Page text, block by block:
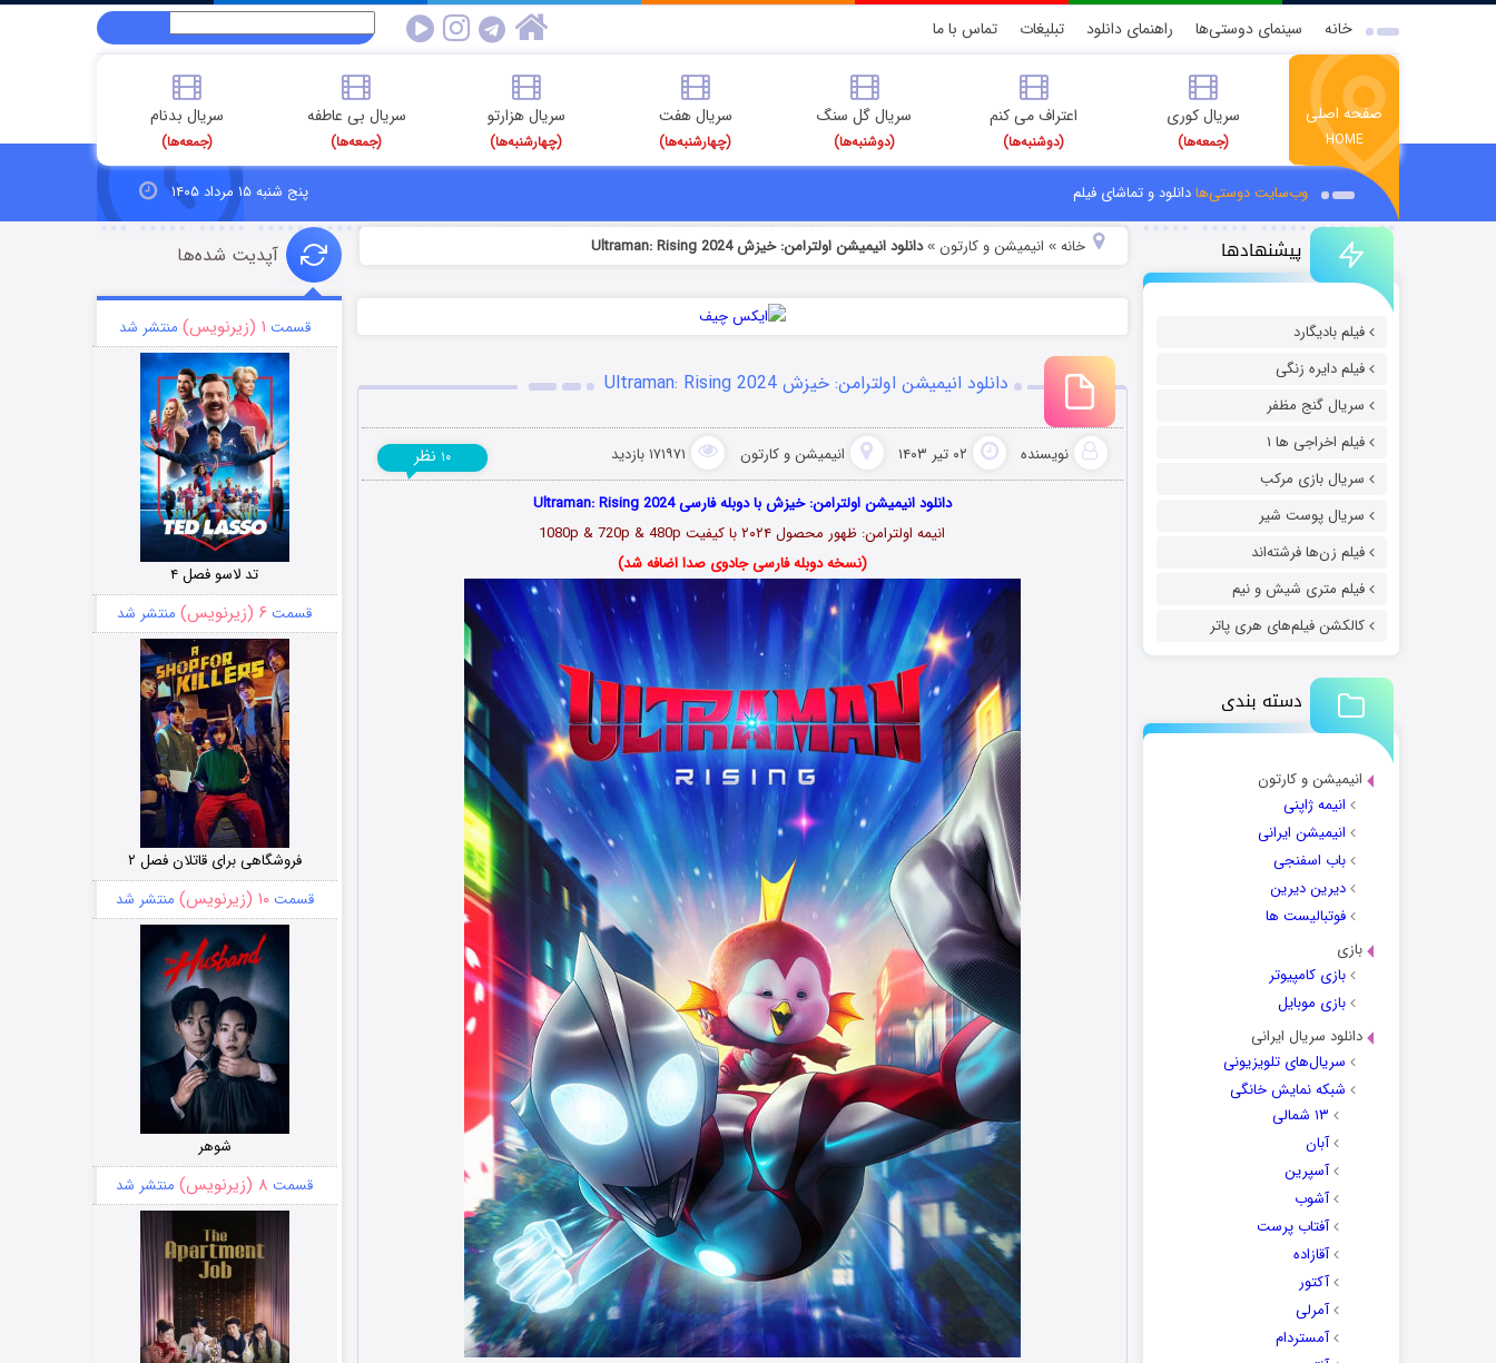
خانه سینمای دوستی‌ها راهنمای دانلود تبلیغات تماس با ما
صفحه اصلی
HOME
سریال کوری
(جمعه‌ها)
اعتراف می کنم
(دوشنبه‌ها)
سریال گل سنگ
(دوشنبه‌ها)
سریال هفت
(چهارشنبه‌ها)
سریال هزارتو
(چهارشنبه‌ها)
سریال بی عاطفه
(جمعه‌ها)
سریال بدنام
(جمعه‌ها)
وب‌سایت دوستی‌هادانلود و تماشای فیلم پنج شنبه ۱۵ مرداد ۱۴۰۵
پیشنهادها
فیلم بادیگارد
فیلم دایره زنگی
سریال گنج مظفر
فیلم اخراجی ها ۱
سریال بازی مرکب
سریال پوست شیر
فیلم زن‌ها فرشته‌اند
فیلم متری شیش و نیم
کالکشن فیلم‌های هری پاتر
دسته بندی
انیمیشن و کارتون
انیمه ژاپنی
انیمیشن ایرانی
باب اسفنجی
دیرین دیرین
فوتبالیست ها
بازی
بازی کامپیوتر
بازی موبایل
دانلود سریال ایرانی
سریال‌های تلویزیونی
شبکه نمایش خانگی
۱۳ شمالی
آبان
آسپرین
آشوب
آفتاب پرست
آقازاده
آکتور
آمرلی
آمستردام
خانه» انیمیشن و کارتون »دانلود انیمیشن اولترامن: خیزش Ultraman: Rising 2024
دانلود انیمیشن اولترامن: خیزش Ultraman: Rising 2024
نویسنده ۰۲ تیر ۱۴۰۳ انیمیشن و کارتون ۱۷۱۹۷۱ بازدید ۱۰ نظر
دانلود انیمیشن اولترامن: خیزش با دوبله فارسی Ultraman: Rising 2024
انیمه اولترامن: ظهور محصول ۲۰۲۴
با کیفیت 1080p & 720p & 480p
(نسخه دوبله فارسی جادوی صدا اضافه شد)
آپدیت شده‌ها
قسمت ۱ (زیرنویس) منتشر شد
تد لاسو فصل ۴
قسمت ۶ (زیرنویس) منتشر شد
فروشگاهی برای قاتلان فصل ۲
قسمت۱۰ (زیرنویس) منتشر شد
شوهر
قسمت ۸ (زیرنویس) منتشر شد